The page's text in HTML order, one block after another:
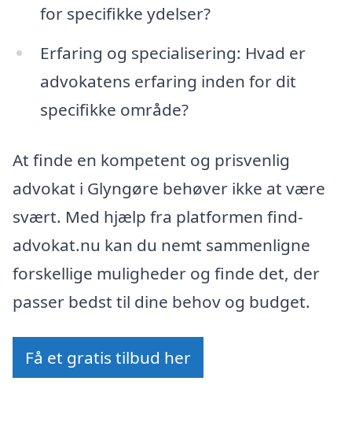
for specifikke ydelser?
Erfaring og specialisering: Hvad er
advokatens erfaring inden for dit
specifikke område?
At finde en kompetent og prisvenlig
advokat i Glyngøre behøver ikke at være
svært. Med hjælp fra platformen find-
advokat.nu kan du nemt sammenligne
forskellige muligheder og finde det, der
passer bedst til dine behov og budget.
Få et gratis tilbud her